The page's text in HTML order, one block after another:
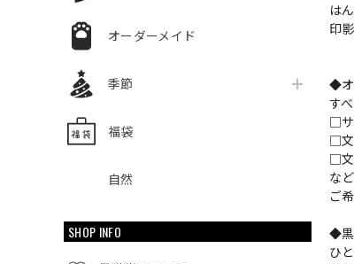
オーダーメイド
季節
福袋
自然
SHOP INFO
は
印
◆オ
す
□
□
□文
な
ご
◆黒
ひ